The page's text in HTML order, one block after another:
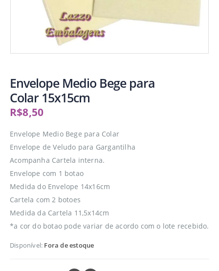
Envelope Medio Bege para
Colar 15x15cm
R$8,50
Envelope Medio Bege para Colar
Envelope de Veludo para Gargantilha
Acompanha Cartela interna.
Envelope com 1 botao
Medida do Envelope 14x16cm
Cartela com 2 botoes
Medida da Cartela 11,5x14cm
*a cor do botao pode variar de acordo com o lote recebido.
Disponível: Fora de estoque